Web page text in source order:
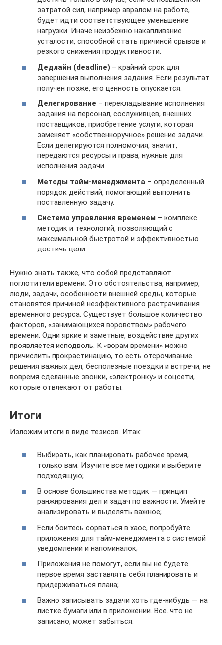
затратой сил, например авралом на работе,
будет идти соответствующее уменьшение
нагрузки. Иначе неизбежно накапливание
усталости, способной стать причиной срывов и
резкого снижения продуктивности.
Дедлайн (deadline) – крайний срок для
завершения выполнения задания. Если результат
получен позже, его ценность опускается.
Делегирование – перекладывание исполнения
задания на персонал, сослуживцев, внешних
поставщиков, приобретение услуги, которая
заменяет «собственноручное» решение задачи.
Если делегируются полномочия, значит,
передаются ресурсы и права, нужные для
исполнения задачи.
Методы тайм-менеджмента – определенный
порядок действий, помогающий выполнить
поставленную задачу.
Система управления временем – комплекс
методик и технологий, позволяющий с
максимальной быстротой и эффективностью
достичь цели.
Нужно знать также, что собой представляют
поглотители времени. Это обстоятельства, например,
люди, задачи, особенности внешней среды, которые
становятся причиной неэффективного растрачивания
временного ресурса. Существует большое количество
факторов, «занимающихся воровством» рабочего
времени. Одни яркие и заметные, воздействие других
проявляется исподволь. К «ворам времени» можно
причислить прокрастинацию, то есть отсрочивание
решения важных дел, бесполезные поездки и встречи, не
вовремя сделанные звонки, «электронку» и соцсети,
которые отвлекают от работы.
Итоги
Изложим итоги в виде тезисов. Итак:
Выбирать, как планировать рабочее время,
только вам. Изучите все методики и выберите
подходящую;
В основе большинства методик — принцип
ранжирования дел и задач по важности. Умейте
анализировать и выделять важное;
Если боитесь сорваться в хаос, попробуйте
приложения для тайм-менеджмента с системой
уведомлений и напоминалок;
Приложения не помогут, если вы не будете
первое время заставлять себя планировать и
придерживаться плана;
Важно записывать задачи хоть где-нибудь — на
листке бумаги или в приложении. Все, что не
записано, может забыться.